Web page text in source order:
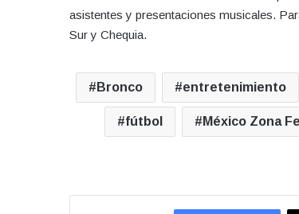
asistentes y presentaciones musicales.
Sur y Chequia.
Bronco entretenimiento
fútbol México Zona